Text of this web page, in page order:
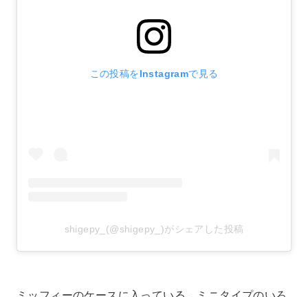
この投稿をInstagramで見る
shigepy_(@shigepy_)がシェアした投稿